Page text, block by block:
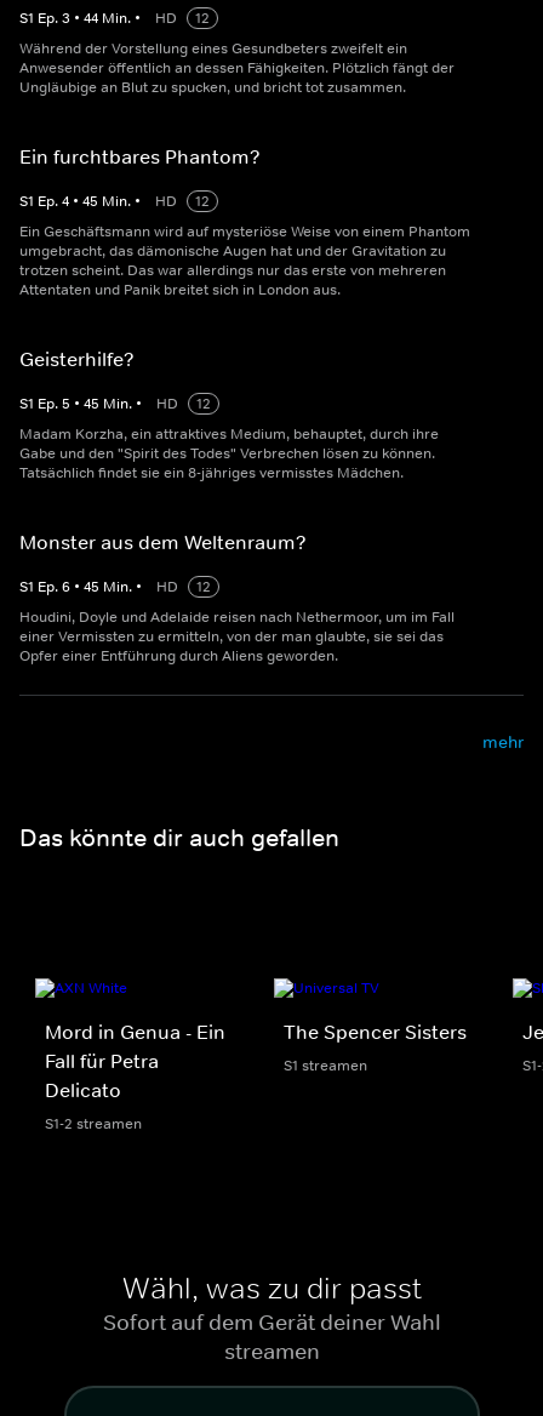
S1 Ep.3 • 44 Min. • HD
12
Während der Vorstellung eines Gesundbeters zweifelt ein
Anwesender öffentlich an dessen Fähigkeiten. Plötzlich fängt der
Ungläubige an Blut zu spucken, und bricht tot zusammen.
Ein furchtbares Phantom?
S1 Ep.4 • 45 Min. • HD
12
Ein Geschäftsmann wird auf mysteriöse Weise von einem Phantom
umgebracht, das dämonische Augen hat und der Gravitation zu
trotzen scheint. Das war allerdings nur das erste von mehreren
Attentaten und Panik breitet sich in London aus.
Geisterhilfe?
S1 Ep.5 • 45 Min. • HD
12
Madam Korzha, ein attraktives Medium, behauptet, durch ihre
Gabe und den "Spirit des Todes" Verbrechen lösen zu können.
Tatsächlich findet sie ein 8-jähriges vermisstes Mädchen.
Monster aus dem Weltenraum?
S1 Ep.6 • 45 Min. • HD
12
Houdini, Doyle und Adelaide reisen nach Nethermoor, um im Fall
einer Vermissten zu ermitteln, von der man glaubte, sie sei das
Opfer einer Entführung durch Aliens geworden.
mehr
Das könnte dir auch gefallen
Mord in Genua - Ein
Fall für Petra
Delicato
S1-2 streamen
The Spencer Sisters
S1 streamen
Wähl, was zu dir passt
Sofort auf dem Gerät deiner Wahl
streamen